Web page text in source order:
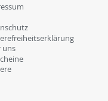
uns